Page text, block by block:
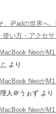
、iPadの世界へ
い方・アクセサ
Neoが
より
Neoが
人＠うぉず より
Neoが